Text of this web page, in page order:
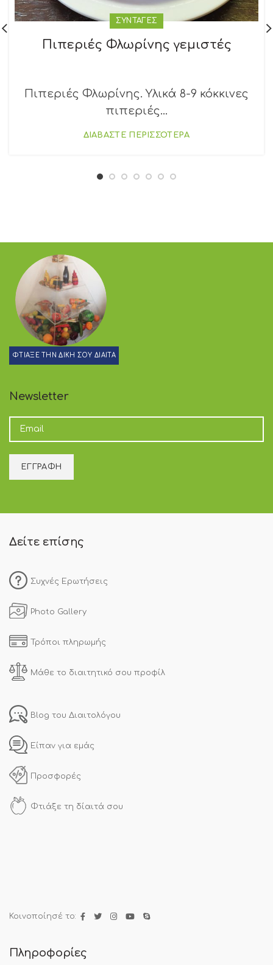
ΣΥΝΤΑΓΕΣ
Πιπεριές Φλωρίνης γεμιστές
Πιπεριές Φλωρίνης. Υλικά 8-9 κόκκινες
πιπεριές...
ΔΙΑΒΑΣΤΕ ΠΕΡΙΣΣΟΤΕΡΑ
ΦΤΙΑΞΕ ΤΗΝ ΔΙΚΗ ΣΟΥ ΔΙΑΙΤΑ
Newsletter
Δείτε επίσης
Συχνές Ερωτήσεις
Photo Gallery
Τρόποι πληρωμής
Μάθε το διαιτητικό σου προφίλ
Blog του Διαιτολόγου
Είπαν για εμάς
Προσφορές
Φτιάξε τη δίαιτά σου
Κοινοποίησέ το:
Πληροφορίες